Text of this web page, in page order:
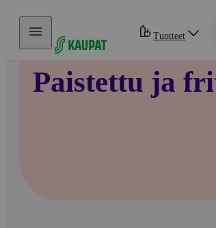
Hyppää sisältöön
Tuotteet
Paistettu ja